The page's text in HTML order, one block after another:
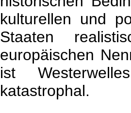
kulturellen und
Staaten
europäischen
ist
katastrophal.